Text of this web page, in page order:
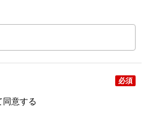
必須
同意する